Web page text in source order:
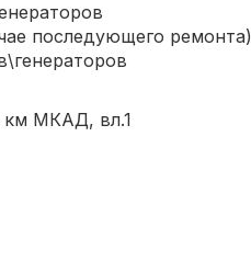
последующего ремонта)
км МКАД, вл.1